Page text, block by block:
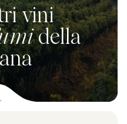
vini
della